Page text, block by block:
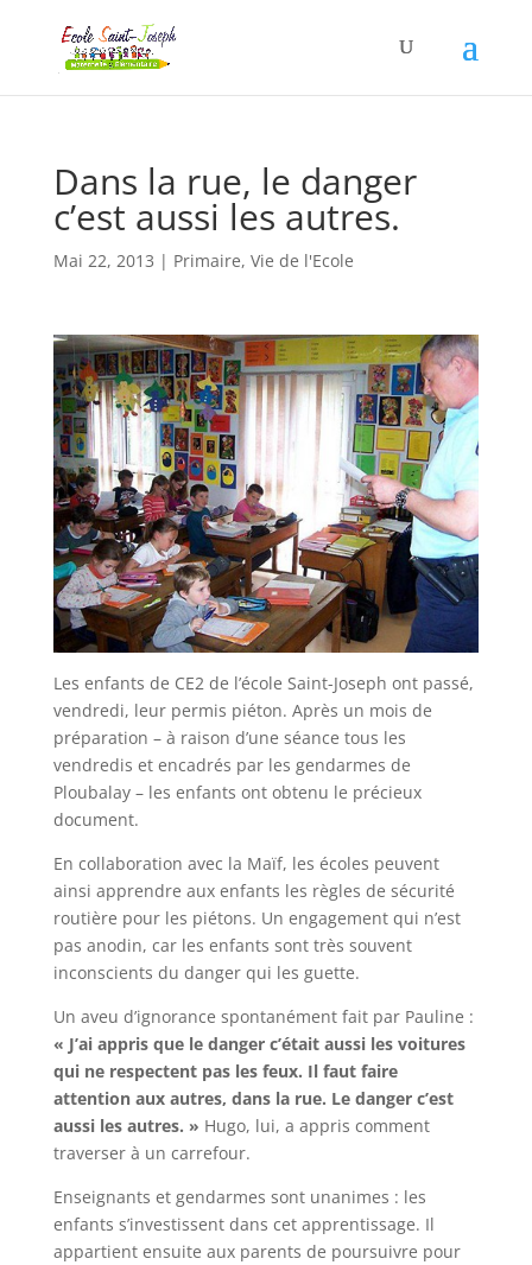
Dans la rue, le danger
c’est aussi les autres.
Mai 22, 2013 | Primaire, Vie de l'Ecole
Les enfants de CE2 de l’école Saint-Joseph ont passé,
vendredi, leur permis piéton. Après un mois de
préparation – à raison d’une séance tous les
vendredis et encadrés par les gendarmes de
Ploubalay – les enfants ont obtenu le précieux
document.
En collaboration avec la Maïf, les écoles peuvent
ainsi apprendre aux enfants les règles de sécurité
routière pour les piétons. Un engagement qui n’est
pas anodin, car les enfants sont très souvent
inconscients du danger qui les guette.
Un aveu d’ignorance spontanément fait par Pauline :
« J’ai appris que le danger c’était aussi les voitures
qui ne respectent pas les feux. Il faut faire
attention aux autres, dans la rue. Le danger c’est
aussi les autres. » Hugo, lui, a appris comment
traverser à un carrefour.
Enseignants et gendarmes sont unanimes : les
enfants s’investissent dans cet apprentissage. Il
appartient ensuite aux parents de poursuivre pour